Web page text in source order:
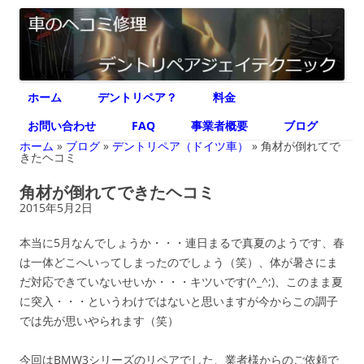
デントリペア ジェイテクニック
車のヘコミ修理専門 神奈川県横浜市 デントリペア ジェイテクニック
ン
ツ
へ
ス
プ
ホーム デントリペア？
料金
お問い合わせ
FAQ 事業者概要
ブログ
ホーム » ブログ » デントリペア（ドイツ車） » 角材が倒れてで
きたヘコミ
角材が倒れてできたヘコミ
2015年5月2日
本当に5月なんでしょうか・・・連日まるで真夏のようです、春
は一体どこへいってしまったのでしょう（笑）、体が暑さにま
だ対応できていないせいか・・・キツいです(^_^;)、このまま夏
に突入・・・というわけではないと思いますが今からこの調子
では先が思いやられます（笑）
今回はBMW3シリーズのリペアでした、業者様からのご依頼で